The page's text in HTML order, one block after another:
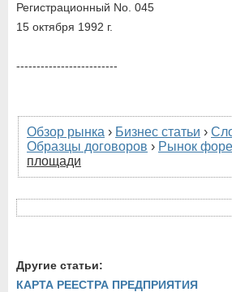
Регистрационный No. 045
15 октября 1992 г.
-------------------------
Обзор рынка › Бизнес статьи ›
Образцы договоров › Рынок
площади
Другие статьи:
КАРТА РЕЕСТРА ПРЕДПРИЯТИЯ